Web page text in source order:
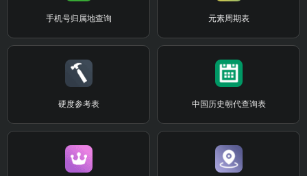
手机号归属地查询 元素周期表
硬度参考表 中国历史朝代查询表